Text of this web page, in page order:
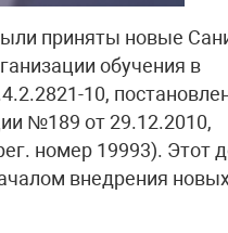
приняты новые
обучения в
10,
№189 от 29.12.2010,
номер 19993). Этот
внедрения